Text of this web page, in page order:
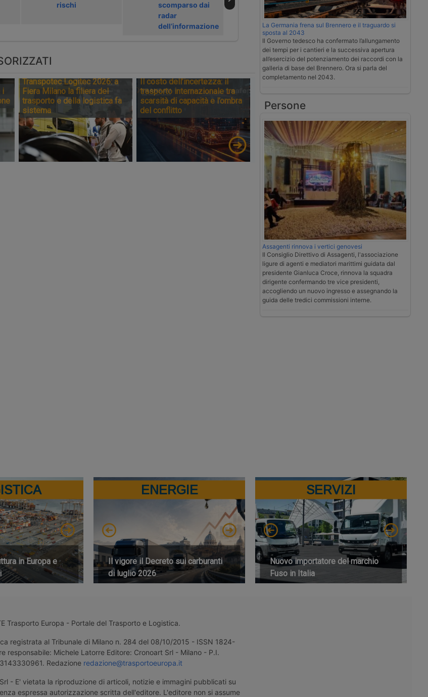
rischi
scomparso dai
radar
dell’informazione
l’incendio della
Felicity Ace
per l’India
i
Transpotec Logitec 2026: a
Fiera Milano la filiera del
trasporto e della logistica fa
sistema
Il costo dell’incertezza: il
trasporto internazionale tra
scarsità di capacità e l’ombra
del conflitto
La Germania frena sul Brennero e il traguardo si
sposta al 2043
Il Governo tedesco ha confermato l’allungamento
dei tempi per i cantieri e la successiva apertura
all’esercizio del potenziamento dei raccordi con la
galleria di base del Brennero. Ora si parla del
completamento nel 2043.
Persone
Assagenti rinnova i vertici genovesi
Il Consiglio Direttivo di Assagenti, l'associazione
ligure di agenti e mediatori marittimi guidata dal
presidente Gianluca Croce, rinnova la squadra
dirigente confermando tre vice presidenti,
accogliendo un nuovo ingresso e assegnando la
guida delle tredici commissioni interne.
in Europa e
ENERGIE
Il vigore il Decreto sui carburanti
di luglio 2026
SERVIZI
Nuovo importatore del marchio
Fuso in Italia
Trasporto Europa - Portale del Trasporto e Logistica.
registrata al Tribunale di Milano n. 284 del 08/10/2015 - ISSN 1824-
responsabile: Michele Latorre Editore: Cronoart Srl - Milano - P.I.
Redazione redazione@trasportoeuropa.it
- E' vietata la riproduzione di articoli, notizie e immagini pubblicati su
espressa autorizzazione scritta dell'editore. L'editore non si assume